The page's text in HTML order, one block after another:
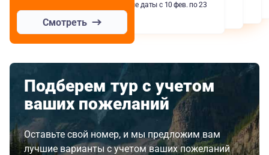
Смотреть
Любые даты с 10 фев. по 23
мар.
Подберем тур с учетом
ваших пожеланий
Оставьте свой номер, и мы предложим вам
лучшие варианты с учетом ваших пожеланий